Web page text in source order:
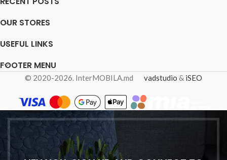
OUR STORES
USEFUL LINKS
FOOTER MENU
© 2020-2026. InterMOBILA.md vadstudio & iSEO